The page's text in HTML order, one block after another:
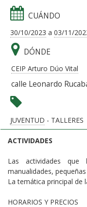
CUÁNDO
30/10/2023 a 03/11/
DÓNDE
CEIP Arturo Dúo Vital
calle Leonardo
JUVENTUD - TALLERES
ACTIVIDADES
Las actividades que
manualidades,
La temática principal de
HORARIOS Y PRECIOS